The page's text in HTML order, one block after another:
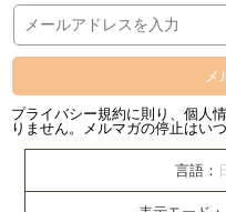
メ
プライバシー規約に則り、個人
りません。メルマガの停止はい
言語：